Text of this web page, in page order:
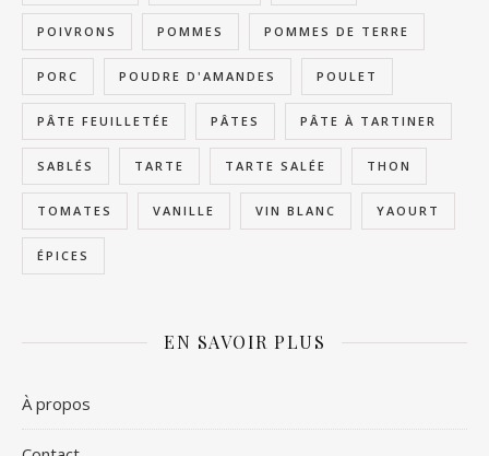
POIVRONS POMMES POMMES DE TERRE
PORC POUDRE D'AMANDES POULET
PÂTE FEUILLETÉE PÂTES PÂTE À TARTINER
SABLÉS TARTE TARTE SALÉE THON
TOMATES VANILLE VIN BLANC YAOURT
ÉPICES
EN SAVOIR PLUS
À propos